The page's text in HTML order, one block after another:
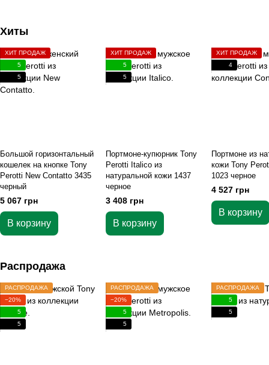
Хиты
ХИТ ПРОДАЖ
5
5
Большой горизонтальный
кошелек на кнопке Tony
Perotti New Contatto 3435
черный
5 067 грн
В корзину
ХИТ ПРОДАЖ
5
5
Портмоне-купюрник Tony
Perotti Italico из
натуральной кожи 1437
черное
3 408 грн
В корзину
ХИТ ПРОДАЖ
4
Портмоне из
кожи Tony
1023 черное
4 527 грн
В корзину
Распродажа
РАСПРОДАЖА
−20%
5
5
РАСПРОДАЖА
−20%
5
5
РАСПРОДАЖА
5
5